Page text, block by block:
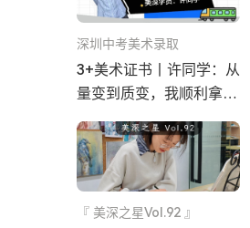
深圳中考美术录取
3+美术证书丨许同学：从
量变到质变，我顺利拿到
B证
『 美深之星Vol.92 』